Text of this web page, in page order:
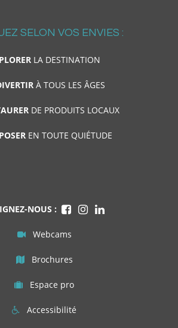
SELON VOS ENVIES :
LA DESTINATION
À TOUS LES ÂGES
DE PRODUITS LOCAUX
EN TOUTE QUIÉTUDE
NOUS :
Webcams
Brochures
Espace pro
Accessibilité